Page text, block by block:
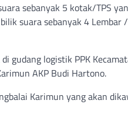
sebanyak 5 kotak/TPS
suara sebanyak 4 Lembar
gudang logistik PPK
AKP Budi Hartono.
Karimun yang akan